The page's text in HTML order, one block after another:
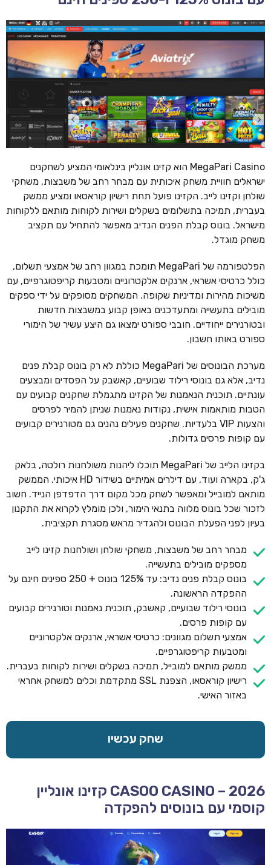
MegaPari Casino הוא קזינו אונליין בינלאומי המציע לשחקנים
ישראלים חוויית משחק איכותית עם מבחר רחב של משבצות, משחקי
שולחן וקזינו לייב. הקזינו פועל תחת רישיון קוראסאו ומציע ממשק
בעברית, תמיכה בתשלומים בשקלים ושירות לקוחות מותאם ללקוחות
מישראל. בונוס קבלת הפנים הנדיב מאפשר להתחיל עם תקציב
משחק מוגדל.
הפלטפורמה של MegaPari תומכת במגוון רחב של אמצעי תשלום,
כולל כרטיסי אשראי, ארנקים אלקטרוניים ומטבעות קריפטוגרפיים, עם
משיכות מהירות ומדיניות שקופה. המשחקים מסופקים על ידי ספקים
מובילים בתעשייה ומתעדכנים באופן קבוע במשבצות חדשות
ובטורנירים ייחודיים. חובבי ספורט ימצאו גם היצע עשיר של הימורי
ספורט באותו חשבון.
מערכת הבונוסים של MegaPari כוללת לא רק בונוס קבלת פנים
נדיב, אלא גם בונוסי רילוד שבועיים, קאשבק על הפסדים ומבצעים
עונתיים. תוכנית הנאמנות של הקזינו מתגמלת שחקנים קבועים עם
הטבות מותאמות אישית, נקודות נאמנות שניתן להמיר לפרסים
והצעות VIP בלעדיות. שחקנים פעילים נהנים גם מטורנירים קבועים
עם קופות פרסים גדולות.
בקזינו הלייב של MegaPari תוכלו ליהנות משולחנות רולטה, בלאק
ג'ק, בקארה ועוד, עם דילרים אמיתיים בשידור HD איכותי. הממשק
מותאם למובייל ומאפשר לשחק מכל מקום דרך הדפדפן הנייד. חשוב
לזכור שכל בונוס מלווה בתנאי הימור, ולכן מומלץ לקרוא את התקנון
בעיון לפני הפעלת הבונוס ולהגדיר מראש מסגרת תקציבית.
מבחר רחב של משבצות, משחקי שולחן ושולחנות קזינו לייב
מספקים מובילים בתעשייה.
בונוס קבלת פנים נדיב: עד 125% בונוס + 250 ספינים חינם על
ההפקדה הראשונה.
בונוסי רילוד שבועיים, קאשבק, תוכנית נאמנות וטורנירים קבועים
עם קופות פרסים.
אמצעי תשלום מגוונים: כרטיסי אשראי, ארנקים אלקטרוניים
ומטבעות קריפטוגרפיים.
ממשק מותאם למובייל, תמיכה בשקלים ושירות לקוחות בעברית.
רישיון קוראסאו, הצפנת SSL מתקדמת וכלים למשחק אחראי
באזור האישי.
שחק עכשיו
CASOO CASINO – 2026 קזינו אונליין
קוסמי עם בונוסים להפקדה